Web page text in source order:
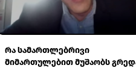
რა სამართლებრივი
მიმართულებით მუშაობს